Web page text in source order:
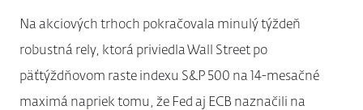
Na akciových trhoch pokračovala minulý týždeň
robustná rely, ktorá priviedla Wall Street po
päťtýždňovom raste indexu S&P 500 na 14-mesačné
maximá napriek tomu, že Fed aj ECB naznačili na